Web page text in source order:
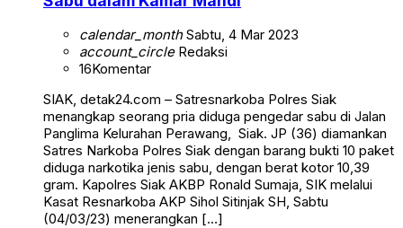
calendar_monthSabtu, 4 Mar 2023
account_circleRedaksi
16Komentar
SIAK, detak24.com – Satresnarkoba Polres Siak
menangkap seorang pria diduga pengedar sabu di Jalan
Panglima Kelurahan Perawang, Siak. JP (36) diamankan
Satres Narkoba Polres Siak dengan barang bukti 10 paket
diduga narkotika jenis sabu, dengan berat kotor 10,39
gram. Kapolres Siak AKBP Ronald Sumaja, SIK melalui
Kasat Resnarkoba AKP Sihol Sitinjak SH, Sabtu
(04/03/23) menerangkan […]